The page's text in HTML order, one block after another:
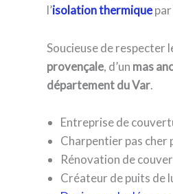
l’isolation thermiquepar
Soucieuse de respecter
provençale, d’un mas
département du Var.
Entreprise de
Charpentier pas cher
Rénovation de
Créateur de puits de